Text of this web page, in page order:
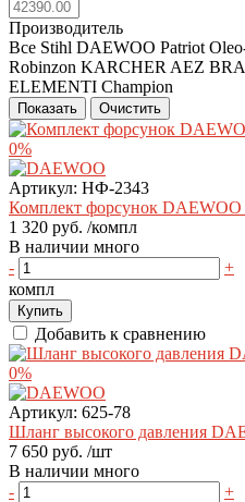
Производитель
Все Stihl DAEWOO Patriot
Robinzon KARCHER AEZ
ELEMENTI Champion
Показать Очистить
0%
Артикул: НФ-2343
Комплект форсунок
1 320 руб. /компл
В наличии много
-
+
компл
Купить
Добавить к сравнению
0%
Артикул: 625-78
Шланг высокого давления
7 650 руб. /шт
В наличии много
-
+